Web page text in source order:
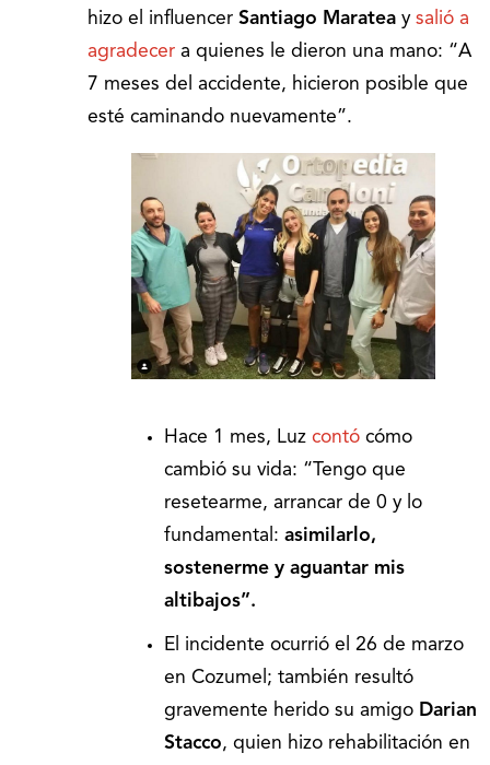
hizo el influencer Santiago Maratea y salió a
agradecer a quienes le dieron una mano: “A
7 meses del accidente, hicieron posible que
esté caminando nuevamente”.
Hace 1 mes, Luz contó cómo
cambió su vida: “Tengo que
resetearme, arrancar de 0 y lo
fundamental: asimilarlo,
sostenerme y aguantar mis
altibajos”.
El incidente ocurrió el 26 de marzo
en Cozumel; también resultó
gravemente herido su amigo Darian
Stacco, quien hizo rehabilitación en